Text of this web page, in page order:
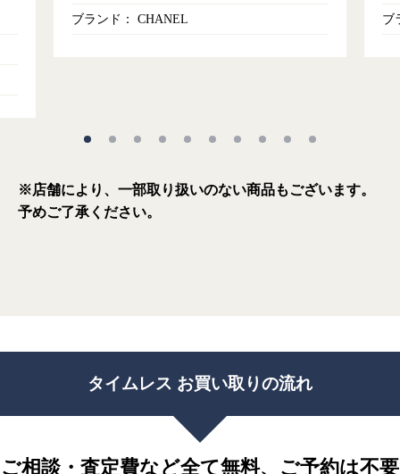
ブランド： CHANEL ブ
※店舗により、一部取り扱いのない商品もございます。
予めご了承ください。
タイムレス お買い取りの流れ
ご相談・査定費など全て無料、ご予約は不要